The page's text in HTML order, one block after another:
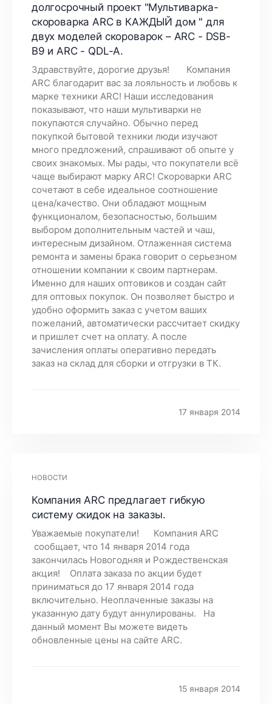
долгосрочный проект "Мультиварка-
скороварка ARC в КАЖДЫЙ дом " для
двух моделей скороварок – ARC - DSB-
B9 и ARC - QDL-A.
Здравствуйте, дорогие друзья! Компания
ARC благодарит вас за лояльность и любовь к
марке техники ARC! Наши исследования
показывают, что наши мультиварки не
покупаются случайно. Обычно перед
покупкой бытовой техники люди изучают
много предложений, спрашивают об опыте у
своих знакомых. Мы рады, что покупатели всё
чаще выбирают марку ARC! Скороварки ARC
сочетают в себе идеальное соотношение
цена/качество. Они обладают мощным
функционалом, безопасностью, большим
выбором дополнительным частей и чаш,
интересным дизайном. Отлаженная система
ремонта и замены брака говорит о серьезном
отношении компании к своим партнерам.
Именно для наших оптовиков и создан сайт
для оптовых покупок. Он позволяет быстро и
удобно оформить заказ с учетом ваших
пожеланий, автоматически рассчитает скидку
и пришлет счет на оплату. А после
зачисления оплаты оперативно передать
заказ на склад для сборки и отгрузки в ТК.
17 января 2014
НОВОСТИ
Компания ARC предлагает гибкую
систему скидок на заказы.
Уважаемые покупатели! Компания ARC
сообщает, что 14 января 2014 года
закончилась Новогодняя и Рождественская
акция! Оплата заказа по акции будет
приниматься до 17 января 2014 года
включительно. Неоплаченные заказы на
указанную дату будут аннулированы. На
данный момент Вы можете видеть
обновленные цены на сайте ARC.
15 января 2014